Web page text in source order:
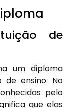
de
um diploma
de ensino. No
pelo
que elas